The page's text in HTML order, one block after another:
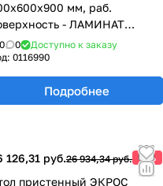
мм, раб.
- ЛАМИНАТ
77.0179.10.14
0 0
Доступно к заказу
0116990
Подробнее
126,31 руб.26 934,34 руб. -3%
пристенный ЭКРОС